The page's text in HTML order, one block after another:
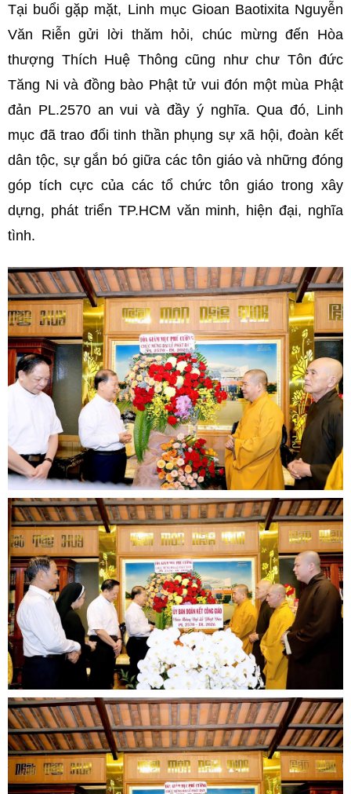
Tại buổi gặp mặt, Linh mục Gioan Baotixita Nguyễn
Văn Riễngửi lời thăm hỏi, chúc mừng đến Hòa
thượng Thích Huệ Thông cũng như chư Tôn đức
Tăng Ni và đồng bào Phật tử vui đón một mùa Phật
đản PL.2570 an vui và đầy ý nghĩa. Qua đó, Linh
mục đã trao đổi tinh thần phụng sự xã hội, đoàn kết
dân tộc, sự gắn bó giữa các tôn giáo và những đóng
góp tích cực của các tổ chức tôn giáo trong xây
dựng, phát triển TP.HCM văn minh, hiện đại, nghĩa
tình.